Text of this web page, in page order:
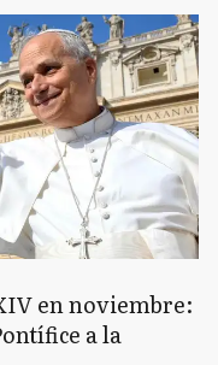
en noviembre:
a la